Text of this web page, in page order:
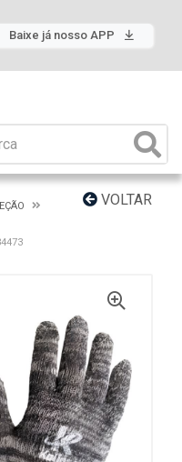
Baixe já nosso APP
VOLTAR